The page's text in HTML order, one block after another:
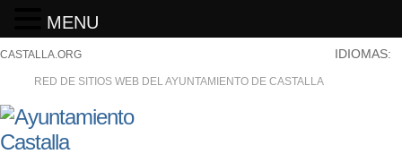
CASTALLA.ORG
RED DE SITIOS WEB DEL AYUNTAMIENTO DE CASTALLA
IDIOMAS:
MENU